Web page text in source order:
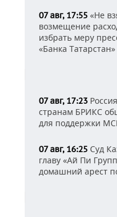
07 авг, 17:55 «Не
возмещение
избрать меру
«Банка Татарстан»
07 авг, 17:23
странам БРИКС
для поддержки
07 авг, 16:25 Суд
главу «Ай Пи
домашний арест